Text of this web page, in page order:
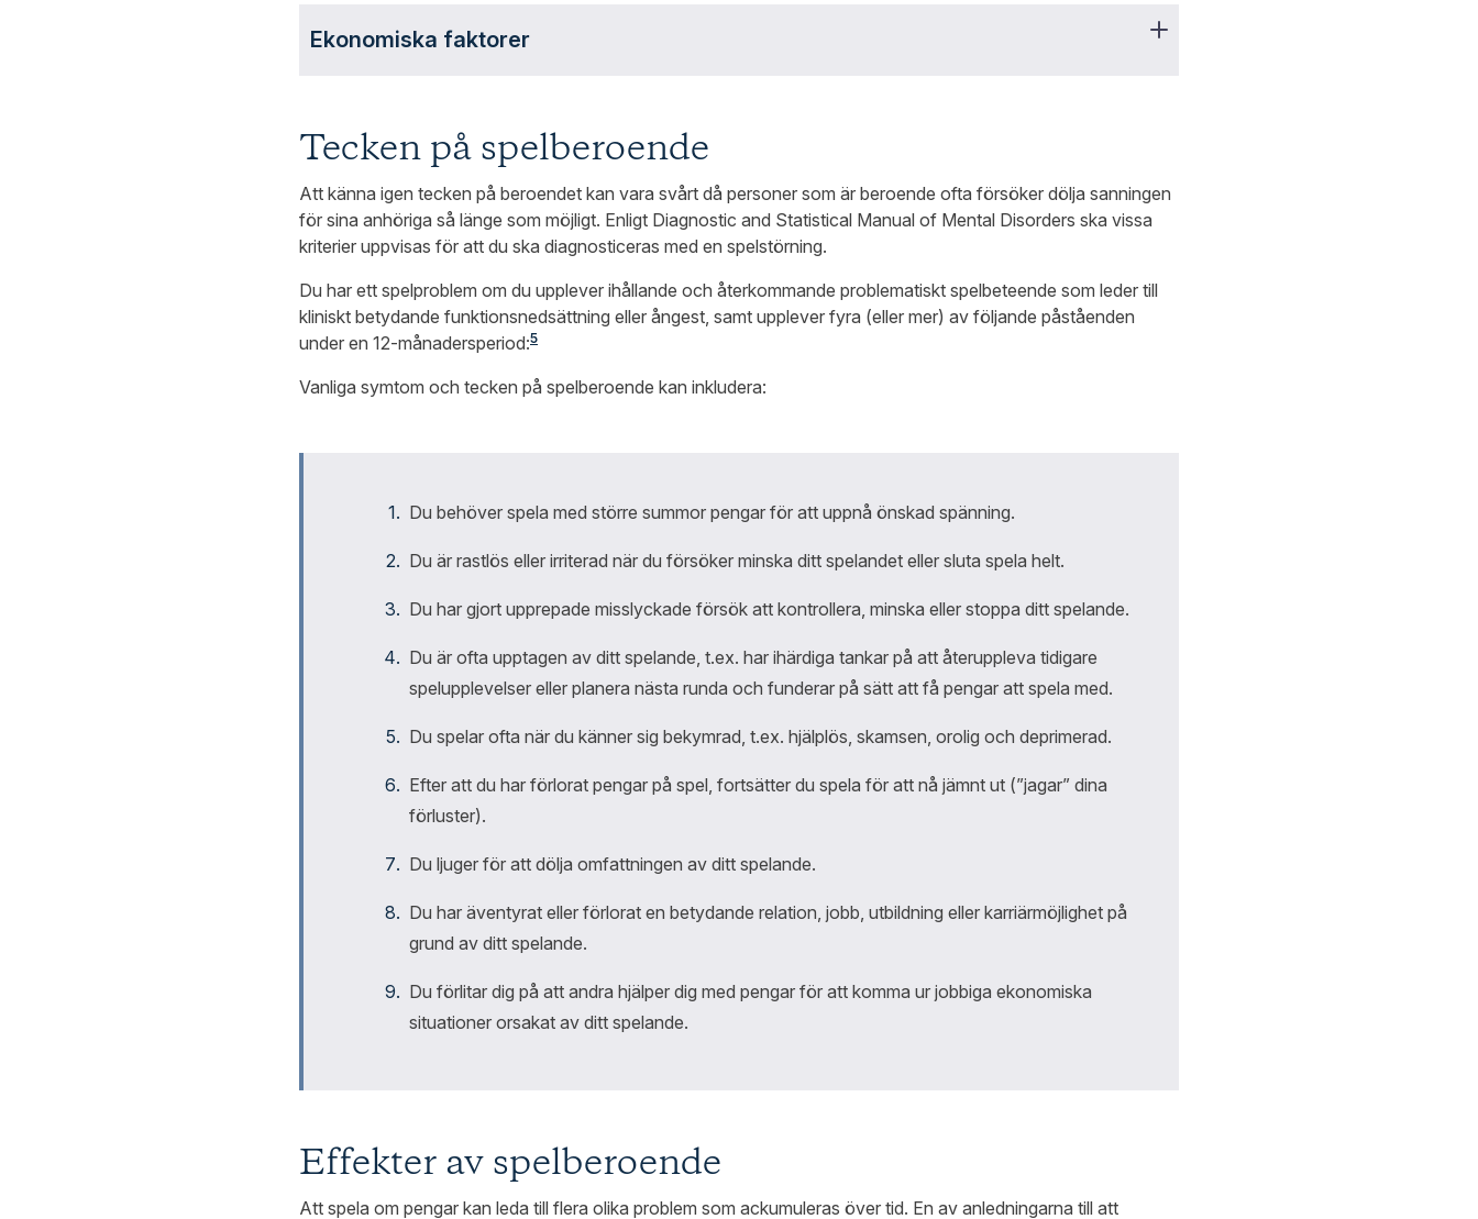
Ekonomiska faktorer
Tecken på spelberoende
Att känna igen tecken på beroendet kan vara svårt då personer som är beroende ofta försöker dölja sanningen
för sina anhöriga så länge som möjligt. Enligt Diagnostic and Statistical Manual of Mental Disorders ska vissa
kriterier uppvisas för att du ska diagnosticeras med en spelstörning.
Du har ett spelproblem om du upplever ihållande och återkommande problematiskt spelbeteende som leder till
kliniskt betydande funktionsnedsättning eller ångest, samt upplever fyra (eller mer) av följande påståenden
under en 12-månadersperiod:5
Vanliga symtom och tecken på spelberoende kan inkludera:
Du behöver spela med större summor pengar för att uppnå önskad spänning.
Du är rastlös eller irriterad när du försöker minska ditt spelandet eller sluta spela helt.
Du har gjort upprepade misslyckade försök att kontrollera, minska eller stoppa ditt spelande.
Du är ofta upptagen av ditt spelande, t.ex. har ihärdiga tankar på att återuppleva tidigare
spelupplevelser eller planera nästa runda och funderar på sätt att få pengar att spela med.
Du spelar ofta när du känner sig bekymrad, t.ex. hjälplös, skamsen, orolig och deprimerad.
Efter att du har förlorat pengar på spel, fortsätter du spela för att nå jämnt ut (”jagar” dina
förluster).
Du ljuger för att dölja omfattningen av ditt spelande.
Du har äventyrat eller förlorat en betydande relation, jobb, utbildning eller karriärmöjlighet på
grund av ditt spelande.
Du förlitar dig på att andra hjälper dig med pengar för att komma ur jobbiga ekonomiska
situationer orsakat av ditt spelande.
Effekter av spelberoende
Att spela om pengar kan leda till flera olika problem som ackumuleras över tid. En av anledningarna till att